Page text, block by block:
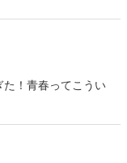
た！青春ってこうい